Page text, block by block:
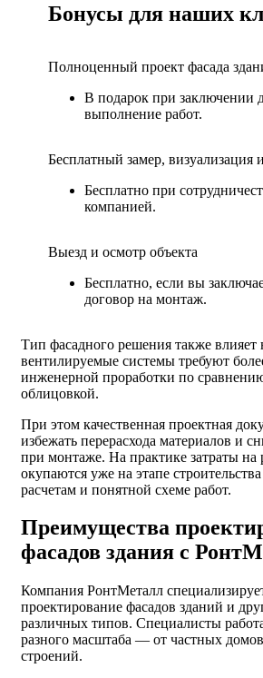
Бонусы для наших
Полноценный проект фасада
В подарок при заключении
выполнение работ.
Бесплатный замер, визуализация
Бесплатно при
компанией.
Выезд и осмотр объекта
Бесплатно, если вы
договор на монтаж.
Тип фасадного решения также влияет
вентилируемые системы требуют
инженерной проработки по
облицовкой.
При этом качественная проектная
избежать перерасхода материалов и
при монтаже. На практике затраты на
окупаются уже на этапе
расчетам и понятной схеме работ.
Преимущества
фасадов здания с
Компания РонтМеталл
проектирование фасадов зданий и
различных типов. Специалисты
разного масштаба — от частных
строений.